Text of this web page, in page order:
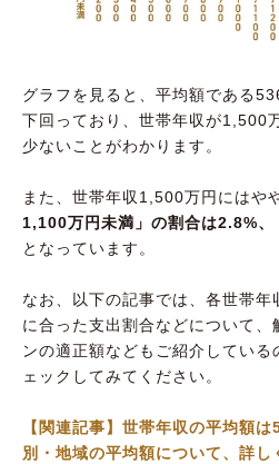
グラフを見ると、平均額である
下回っており、世帯年収が1,500
少ないことがわかります。
また、世帯年収1,500万円にはや
1,100万円未満」の割合は2.8%
となっています。
なお、以下の記事では、各世帯年
に合った支出割合などについて、
ンの適正額などもご紹介してい
ェックしてみてください。
【関連記事】世帯年収の平均額
別・地域の平均額について、詳し